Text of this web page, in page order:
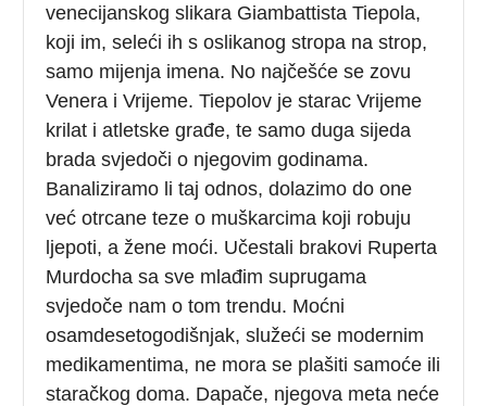
venecijanskog slikara Giambattista Tiepola,
koji im, seleći ih s oslikanog stropa na strop,
samo mijenja imena. No najčešće se zovu
Venera i Vrijeme. Tiepolov je starac Vrijeme
krilat i atletske građe, te samo duga sijeda
brada svjedoči o njegovim godinama.
Banaliziramo li taj odnos, dolazimo do one
već otrcane teze o muškarcima koji robuju
ljepoti, a žene moći. Učestali brakovi Ruperta
Murdocha sa sve mlađim suprugama
svjedoče nam o tom trendu. Moćni
osamdesetogodišnjak, služeći se modernim
medikamentima, ne mora se plašiti samoće ili
staračkog doma. Dapače, njegova meta neće